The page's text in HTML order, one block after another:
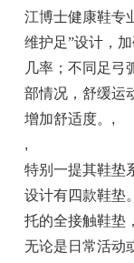
江博士健康鞋专
维护足”设计，
几率；不同足弓
部情况，舒缓运
增加舒适度。 ,
,
特别一提其鞋垫
设计有四款鞋垫
托的全接触鞋垫
无论是日常活动